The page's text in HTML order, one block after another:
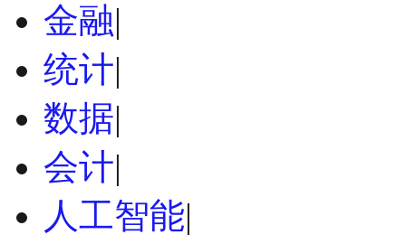
金融|
统计|
数据|
会计|
人工智能|